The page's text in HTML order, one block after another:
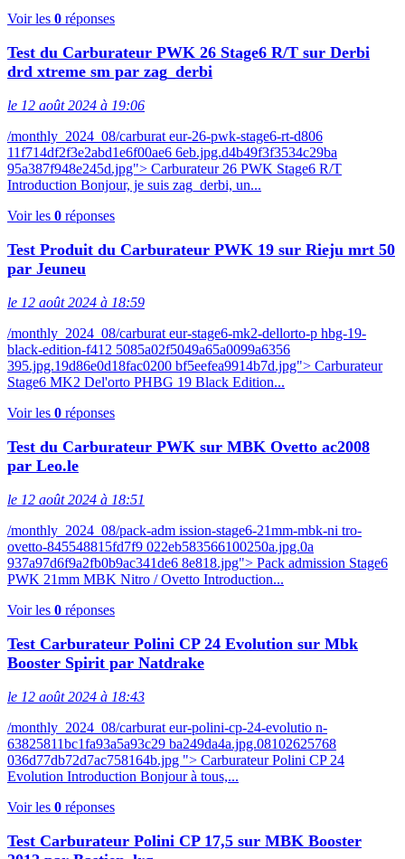
Voir les 0 réponses
Test du Carburateur PWK 26 Stage6 R/T sur Derbi
drd xtreme sm par zag_derbi
le 12 août 2024 à 19:06
/monthly_2024_08/carburat eur-26-pwk-stage6-rt-d806
11f714df2f3e2abd1e6f00ae6 6eb.jpg.d4b49f3f3534c29ba
95a387f948e245d.jpg"> Carburateur 26 PWK Stage6 R/T
Introduction Bonjour, je suis zag_derbi, un...
Voir les 0 réponses
Test Produit du Carburateur PWK 19 sur Rieju mrt 50
par Jeuneu
le 12 août 2024 à 18:59
/monthly_2024_08/carburat eur-stage6-mk2-dellorto-p hbg-19-
black-edition-f412 5085a02f5049a65a0099a6356
395.jpg.19d86e0d18fac0200 bf5eefea9914b7d.jpg"> Carburateur
Stage6 MK2 Del'orto PHBG 19 Black Edition...
Voir les 0 réponses
Test du Carburateur PWK sur MBK Ovetto ac2008
par Leo.le
le 12 août 2024 à 18:51
/monthly_2024_08/pack-adm ission-stage6-21mm-mbk-ni tro-
ovetto-845548815fd7f9 022eb583566100250a.jpg.0a
937a97d6f9a2fb0b9ac341de6 8e818.jpg"> Pack admission Stage6
PWK 21mm MBK Nitro / Ovetto Introduction...
Voir les 0 réponses
Test Carburateur Polini CP 24 Evolution sur Mbk
Booster Spirit par Natdrake
le 12 août 2024 à 18:43
/monthly_2024_08/carburat eur-polini-cp-24-evolutio n-
63825811bc1fa93a5a93c29 ba249da4a.jpg.08102625768
036d77db72d7ac758164b.jpg "> Carburateur Polini CP 24
Evolution Introduction Bonjour à tous,...
Voir les 0 réponses
Test Carburateur Polini CP 17,5 sur MBK Booster